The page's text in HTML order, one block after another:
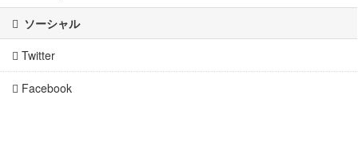
ソーシャル
Twitter
Facebook